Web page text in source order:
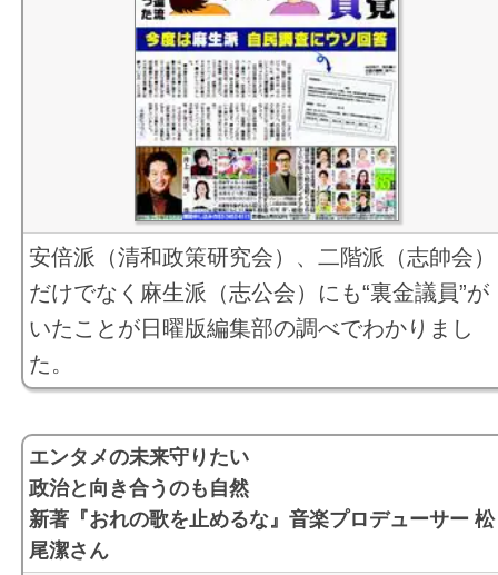
あたまのストレッチ
クイズでごジャレ
メディアをよむ
にちようシネマ館
ペコロスの母の思い出
つり
健康らいふ
冨士眞奈美さん「俳句と遊ぶ」
NEWディスク
赤旗相談
俳優 東ちづるさん 2025年07月20日号
俳優 松尾諭さん 2025年07月13日号
俳優 安藤玉恵さん 2025年07月06日号
映画監督・演出家 宮本亞門さん 2025年06月29日号
値引き／専門家「不正な不動産鑑定」 （２０２２年１０
新しい政治つくる旗揚げ/岸田政権とどうたたかう/志位委
長にズバリ聞く/元朝日新聞政治部次長・ジャーナリス
脇正太郎さん （２０２３年１月１日・８日合併号）
新聞用紙急騰に伴う減ページにご理解とご協力をお願い
す （２０２２年１２月２５日号）
ジェンダー平等貫く紙面へ/ガイドライン作成 （２０２２
１２月２５日号）
アジア政党国際会議/排他的でなく包摂的な平和の枠組み
志位委員長に聞く （２０２２年１１月２７日号）
さんが語る （２０２２年１０月２３日号）
日本共産党 自由と平和一筋100年 （２０２２年０７月
日号） PDF
平和でも、暮らしでも、希望が持てる日本に/日本共産党
安倍派（清和政策研究会）、二階派（志帥会）
だけでなく麻生派（志公会）にも“裏金議員”が
いたことが日曜版編集部の調べでわかりまし
た。
エンタメの未来守りたい
政治と向き合うのも自然
新著『おれの歌を止めるな』音楽プロデューサー 松
尾潔さん